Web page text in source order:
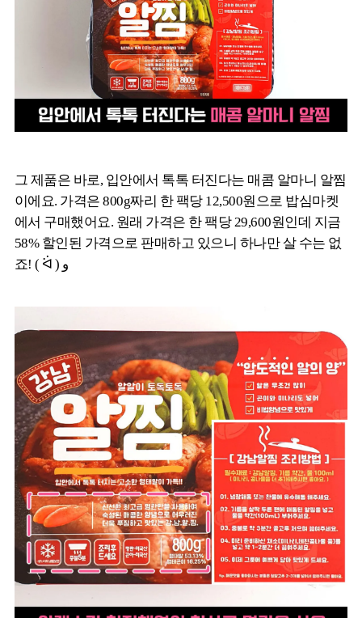
그 제품은 바로, 입안에서 톡톡 터진다는 매콤 알마니 알찜
이에요. 가격은 800g짜리 한 팩당 12,500원으로 밥심마켓
에서 구매했어요. 원래 가격은 한 팩당 29,600원인데 지금
58% 할인된 가격으로 판매하고 있으니 하나만 살 수는 없
죠! ( ᐛ ) و